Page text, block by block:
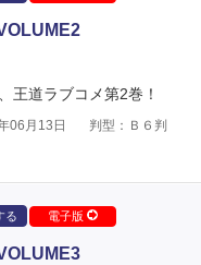
王道ラブコメ第2巻！
06月13日 判型：Ｂ６判
る 電子版